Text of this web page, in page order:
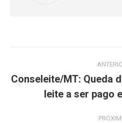
Conseleite/MT: Queda
leite a ser pago